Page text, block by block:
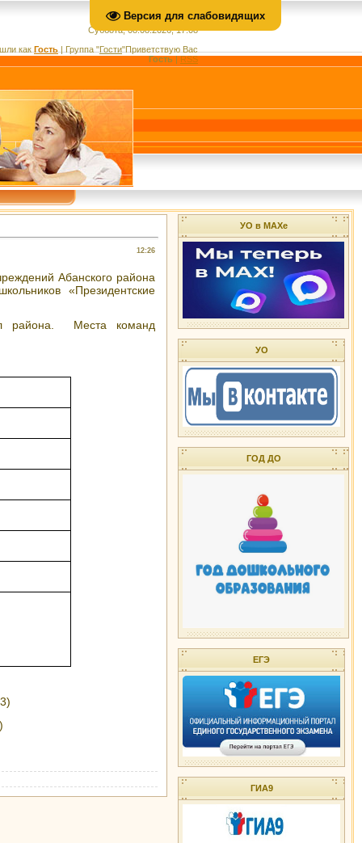
Версия для слабовидящих
Суббота, 08.08.2026, 17:08
как Гость | Группа "Гости"Приветствую Вас
Гость|RSS
12:26
Абанского района
«Президентские
района. Места команд
УО в МАХе
УО
ГОД ДО
ЕГЭ
ГИА9